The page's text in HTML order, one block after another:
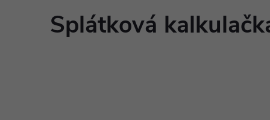
Splátková